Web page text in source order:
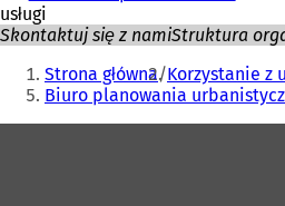
usługi
Skontaktuj się z namiStruktura
Jesteś
tutaj:
Strona główna Korzystanie z
Biuro planowania